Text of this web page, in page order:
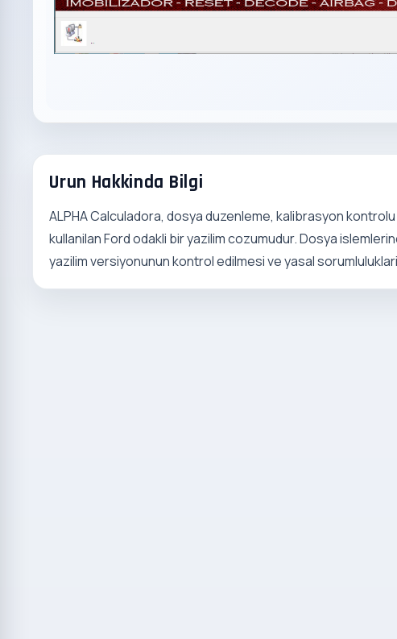
Urun Hakkinda Bilgi
ALPHA Calculadora, dosya duzenleme, kalibrasyon
kullanilan Ford odakli bir yazilim cozumudur. Dosya
yazilim versiyonunun kontrol edilmesi ve yasal